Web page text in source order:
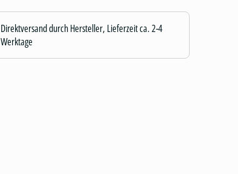
Direktversand durch Hersteller, Lieferzeit ca. 2-4
Werktage